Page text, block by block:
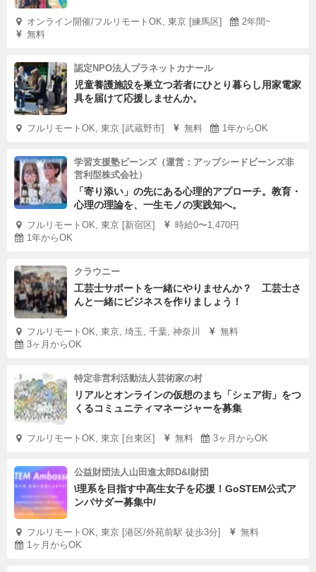
オンライン開催/フルリモートOK, 東京 [練馬区]
2年間~
無料
認定NPO法人プラネットカナール
児童養護施設を巣立つ若者にひとり暮らし用家電家
具を届けて応援しませんか。
フルリモートOK, 東京 [武蔵野市] 無料 1年からOK
学習支援塾ビーンズ（運営：アップシードビーンズ非
営利型株式会社）
「寄り添い」の先にある心理的アプローチ。教育・
心理の理論を、一生モノの実践知へ。
フルリモートOK, 東京 [新宿区]
時給0〜1,470円
1年からOK
クラウニー
工芸士サポートを一緒にやりませんか？ 工芸士さ
んと一緒にビジネスを作りましょう！
フルリモートOK, 東京, 埼玉, 千葉, 神奈川
無料
3ヶ月からOK
特定非営利活動法人芸術家の村
リアルとオンラインの仮想のまち「シェア街」をつ
くるコミュニティマネージャーを募集
フルリモートOK, 東京 [台東区] 無料 3ヶ月からOK
公益財団法人山田進太郎D&I財団
\理系を目指す中高生女子を応援！GoSTEM公式ア
ンバサダー募集中/
フルリモートOK, 東京 [港区/外苑前駅 徒歩3分]
無料
1ヶ月からOK